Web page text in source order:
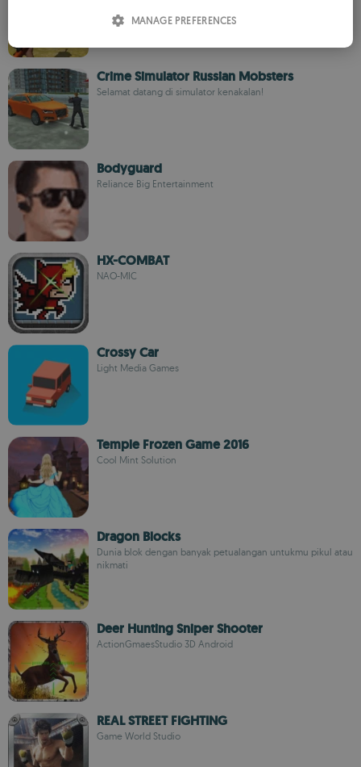
Crime Simulator Russian Mobsters
Selamat datang di simulator kenakalan!
Bodyguard
Reliance Big Entertainment
HX-COMBAT
NAO-MIC
Crossy Car
Light Media Games
Temple Frozen Game 2016
Cool Mint Solution
Dragon Blocks
Dunia blok dengan banyak petualangan untukmu pikul atau
nikmati
Deer Hunting Sniper Shooter
ActionGmaesStudio 3D Android
REAL STREET FIGHTING
Game World Studio
MANAGE PREFERENCES